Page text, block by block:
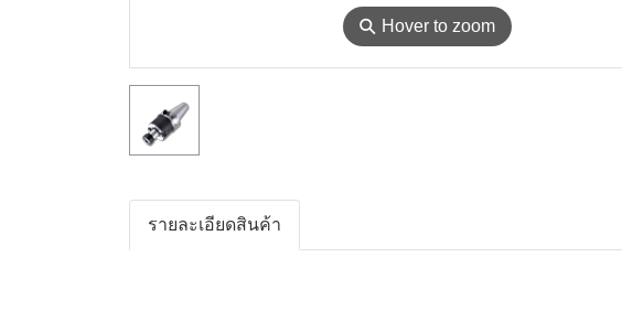
⚲ Hover to zoom
รายละเอียดสินค้า